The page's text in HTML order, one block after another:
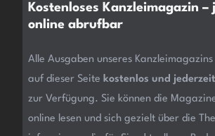
Kostenloses Kanzleimagazin –
online abrufbar
Alle Ausgaben unseres Kanzleimagazins
auf dieser Seite kostenlos und
zur Verfügung. Sie können die
online lesen und sich gezielt über die